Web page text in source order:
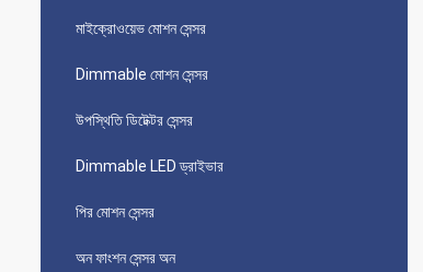
মাইক্রোওয়েভ মোশন সেন্সর
Dimmable মোশন সেন্সর
উপস্থিতি ডিটেক্টর সেন্সর
Dimmable LED ড্রাইভার
পির মোশন সেন্সর
অন ​​ফাংশন সেন্সর অন